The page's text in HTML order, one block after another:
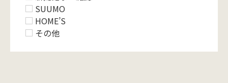
SUUMO
HOME’S
その他